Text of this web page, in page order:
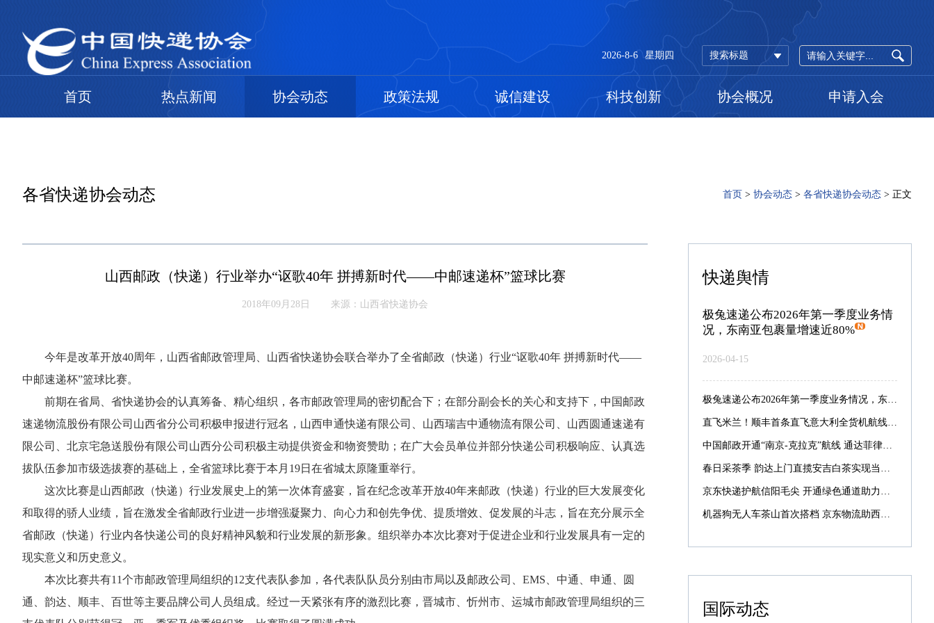
搜索标题
2026-8-6 星期四
首页 热点新闻 协会动态 政策法规 诚信建设 科技创新 协会概况 申请入会
各省快递协会动态 首页 > 协会动态 > 各省快递协会动态 > 正文
山西邮政（快递）行业举办“讴歌40年 拼搏新时代——中邮速递杯”篮球比赛
2018年09月28日 来源：山西省快递协会
今年是改革开放40周年，山西省邮政管理局、山西省快递协会联合举办了全省邮政（快递）行业“讴歌40年 拼搏新时代——
中邮速递杯”篮球比赛。
前期在省局、省快递协会的认真筹备、精心组织，各市邮政管理局的密切配合下；在部分副会长的关心和支持下，中国邮政
速递物流股份有限公司山西省分公司积极申报进行冠名，山西申通快递有限公司、山西瑞吉中通物流有限公司、山西圆通速递有
限公司、北京宅急送股份有限公司山西分公司积极主动提供资金和物资赞助；在广大会员单位并部分快递公司积极响应、认真选
拔队伍参加市级选拔赛的基础上，全省篮球比赛于本月19日在省城太原隆重举行。
这次比赛是山西邮政（快递）行业发展史上的第一次体育盛宴，旨在纪念改革开放40年来邮政（快递）行业的巨大发展变化
和取得的骄人业绩，旨在激发全省邮政行业进一步增强凝聚力、向心力和创先争优、提质增效、促发展的斗志，旨在充分展示全
省邮政（快递）行业内各快递公司的良好精神风貌和行业发展的新形象。组织举办本次比赛对于促进企业和行业发展具有一定的
现实意义和历史意义。
本次比赛共有11个市邮政管理局组织的12支代表队参加，各代表队队员分别由市局以及邮政公司、EMS、中通、申通、圆
通、韵达、顺丰、百世等主要品牌公司人员组成。经过一天紧张有序的激烈比赛，晋城市、忻州市、运城市邮政管理局组织的三
快递舆情
极兔速递公布2026年第一季度业务情
况，东南亚包裹量增速近80%
2026-04-15
极兔速递公布2026年第一季度业务情况，东南亚包裹量增速近80%
直飞米兰！顺丰首条直飞意大利全货机航线启航
中国邮政开通“南京-克拉克”航线 通达菲律宾航线增至7条
春日采茶季 韵达上门直揽安吉白茶实现当日采摘当日寄递
京东快递护航信阳毛尖 开通绿色通道助力最快次晨达全国
机器狗无人车茶山首次搭档 京东物流助西湖龙井提速抢鲜
国际动态